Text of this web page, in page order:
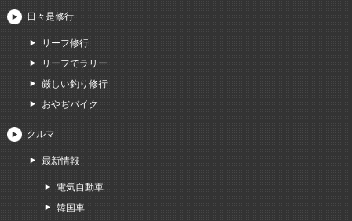
日々是修行
リーフ修行
リーフでラリー
厳しい釣り修行
おやぢバイク
クルマ
最新情報
電気自動車
韓国車